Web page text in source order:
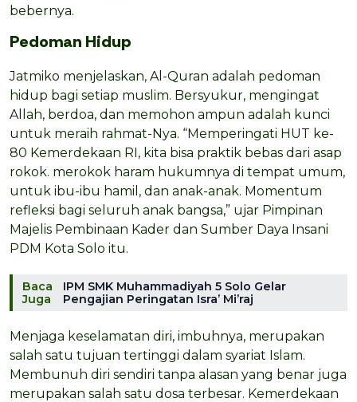
bebernya.
Pedoman Hidup
Jatmiko menjelaskan, Al-Quran adalah pedoman
hidup bagi setiap muslim. Bersyukur, mengingat
Allah, berdoa, dan memohon ampun adalah kunci
untuk meraih rahmat-Nya. “Memperingati HUT ke-
80 Kemerdekaan RI, kita bisa praktik bebas dari asap
rokok. merokok haram hukumnya di tempat umum,
untuk ibu-ibu hamil, dan anak-anak. Momentum
refleksi bagi seluruh anak bangsa,” ujar Pimpinan
Majelis Pembinaan Kader dan Sumber Daya Insani
PDM Kota Solo itu.
Baca
Juga
IPM SMK Muhammadiyah 5 Solo Gelar
Pengajian Peringatan Isra’ Mi’raj
Menjaga keselamatan diri, imbuhnya, merupakan
salah satu tujuan tertinggi dalam syariat Islam.
Membunuh diri sendiri tanpa alasan yang benar juga
merupakan salah satu dosa terbesar. Kemerdekaan